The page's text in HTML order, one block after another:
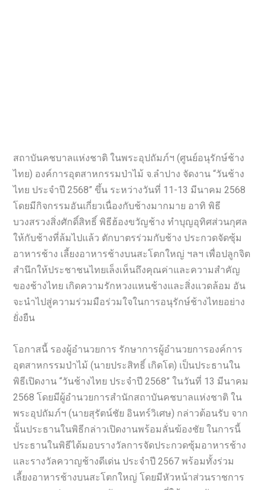
สถาบันคชบาลแห่งชาติ ในพระอุปถัมภ์ฯ (ศูนย์อนุรักษ์ช้าง
ไทย) องค์การอุตสาหกรรมป่าไม้ จ.ลำปาง จัดงาน “วันช้าง
ไทย ประจำปี 2568” ขึ้น ระหว่างวันที่ 11-13 มีนาคม 2568
โดยมีกิจกรรมอันเกี่ยวเนื่องกับช้างมากมาย อาทิ พิธี
บวงสรวงสิ่งศักดิ์สิทธิ์ พิธีฮ้องขวัญช้าง ทำบุญอุทิศส่วนกุศล
ให้กับช้างที่ล้มไปแล้ว ตักบาตรร่วมกับช้าง ประกวดจัดซุ้ม
อาหารช้าง เลี้ยงอาหารช้างบนสะโตกใหญ่ ฯลฯ เพื่อปลูกจิต
สำนึกให้ประชาชนไทยเล็งเห็นถึงคุณค่าและความสำคัญ
ของช้างไทย เกิดความรักหวงแหนช้างและสิ่งแวดล้อม อัน
จะนำไปสู่ความร่วมมือร่วมใจในการอนุรักษ์ช้างไทยอย่าง
ยั่งยืน
โอกาสนี้ รองผู้อำนวยการ รักษาการผู้อำนวยการองค์การ
อุตสาหกรรมป่าไม้ (นายประสิทธิ์ เกิดโต) เป็นประธานใน
พิธีเปิดงาน “วันช้างไทย ประจำปี 2568” ในวันที่ 13 มีนาคม
2568 โดยมีผู้อำนวยการสำนักสถาบันคชบาลแห่งชาติ ใน
พระอุปถัมภ์ฯ (นายสุรัตน์ชัย อินทร์วิเศษ) กล่าวต้อนรับ จาก
นั้นประธานในพิธีกล่าวเปิดงานพร้อมลั่นฆ้องชัย ในการนี้
ประธานในพิธีได้มอบรางวัลการจัดประกวดซุ้มอาหารช้าง
และรางวัลควาญช้างดีเด่น ประจำปี 2567 พร้อมทั้งร่วม
เลี้ยงอาหารช้างบนสะโตกใหญ่ โดยมีหัวหน้าส่วนราชการ